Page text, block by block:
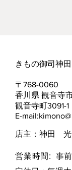
きもの御司神
​〒768-0060
香川県 観音寺
観音寺町3091-1
E-mail:
店主：神田 光
営業時間:
事